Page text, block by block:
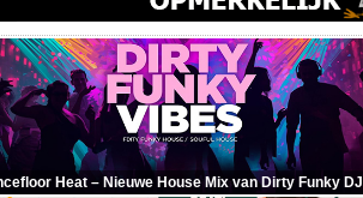
Heat – Nieuwe House Mix van Dirty Funky DJ